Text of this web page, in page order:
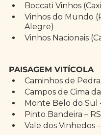
Boccati Vinhos
Vinhos do Mundo
Alegre)
Vinhos Nacionais
PAISAGEM VITÍCOLA
Caminhos de Pedra
Campos de Cima
Monte Belo do Sul
Pinto Bandeira – RS
Vale dos Vinhedos